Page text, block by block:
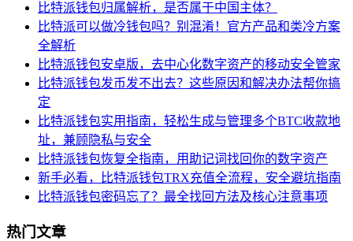
比特派钱包归属解析，是否属于中国主体？
比特派可以做冷钱包吗？别混淆！官方产品和类冷方案
全解析
比特派钱包安卓版，去中心化数字资产的移动安全管家
比特派钱包发币发不出去？这些原因和解决办法帮你搞
定
比特派钱包实用指南，轻松生成与管理多个BTC收款地
址，兼顾隐私与安全
比特派钱包恢复全指南，用助记词找回你的数字资产
新手必看，比特派钱包TRX充值全流程，安全避坑指南
比特派钱包密码忘了？最全找回方法及核心注意事项
热门文章